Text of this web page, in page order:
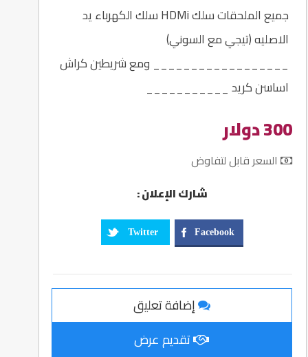
جميع الملحقات سلك HDMi سلك الكهرباء يد
الاصليه (تيجي مع السوني)
__________________ ومع شريطين كراش
اساسن كريد ___________
300 دولار
السعر قابل لتفاوض
شارك الإعلان :
Facebook
Twitter
إضافة تعليق
تقديم عرض